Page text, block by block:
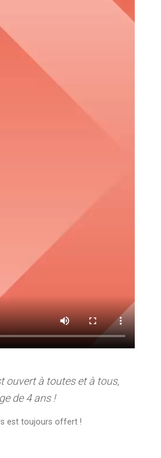
ouvert à toutes et à tous,
de 4 ans !
est toujours offert !